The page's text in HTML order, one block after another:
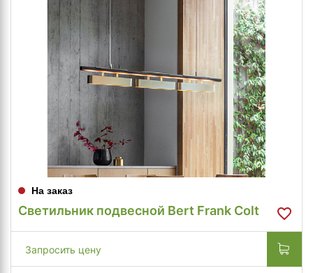
На заказ
Светильник подвесной Bert Frank Colt
Запросить цену